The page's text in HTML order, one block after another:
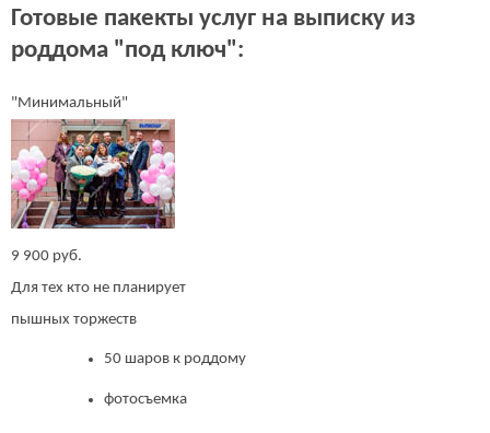
Готовые пакекты услуг на выписку из
роддома "под ключ":
"Минимальный"
9 900 руб.
Для тех кто не планирует
пышных торжеств
50 шаров к роддому
фотосъемка